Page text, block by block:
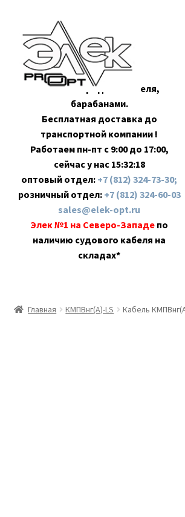
навигации
содержимому
Оптовая продажа кабеля,
барабанами.
Бесплатная доставка до
транспортной компании !
Работаем пн-пт с 9:00 до 17:00,
сейчас у нас 15:32:19
оптовый отдел: +7 (812) 324-73-30;
розничный отдел: +7 (812) 324-60-03
sales@elek-opt.ru
Элек №1 на Северо-Западе по
наличию судового кабеля на
складах*
Главная КМПВнг(А)-LS Кабель